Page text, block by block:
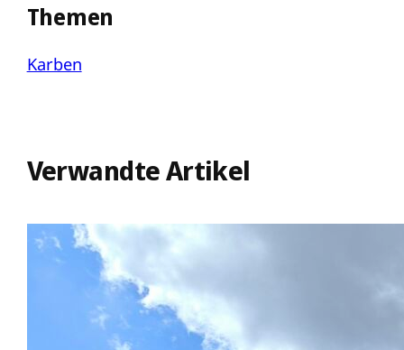
Themen
Karben
Verwandte Artikel